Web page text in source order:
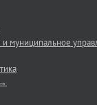
и муниципальное